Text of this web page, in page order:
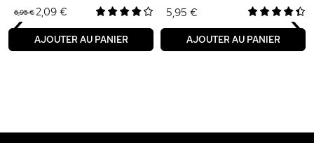
6,95 €2,09 €
AJOUTER AU PANIER
5,95 €
AJOUTER AU PANIER
‹ ›